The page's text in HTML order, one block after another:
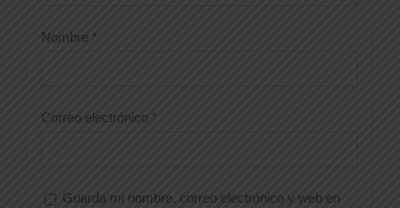
Nombre *
Correo electrónico *
Guarda mi nombre, correo electrónico y web en